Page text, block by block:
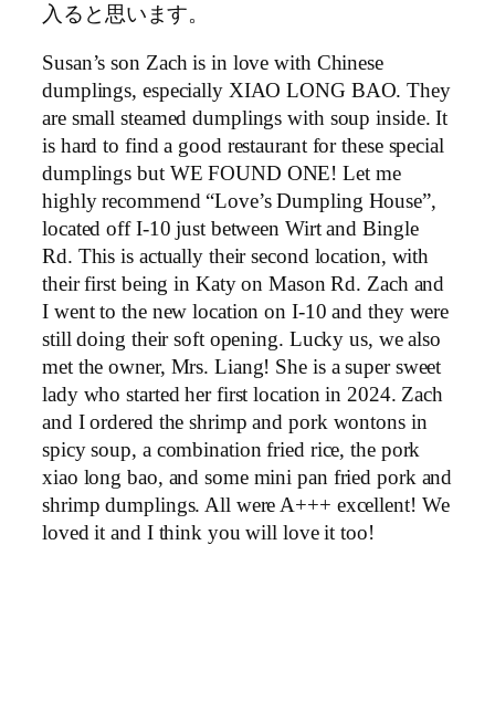
入ると思います。
Susan’s son Zach is in love with Chinese
dumplings, especially XIAO LONG BAO. They
are small steamed dumplings with soup inside. It
is hard to find a good restaurant for these special
dumplings but WE FOUND ONE! Let me
highly recommend “Love’s Dumpling House”,
located off I-10 just between Wirt and Bingle
Rd. This is actually their second location, with
their first being in Katy on Mason Rd. Zach and
I went to the new location on I-10 and they were
still doing their soft opening. Lucky us, we also
met the owner, Mrs. Liang! She is a super sweet
lady who started her first location in 2024. Zach
and I ordered the shrimp and pork wontons in
spicy soup, a combination fried rice, the pork
xiao long bao, and some mini pan fried pork and
shrimp dumplings. All were A+++ excellent! We
loved it and I think you will love it too!